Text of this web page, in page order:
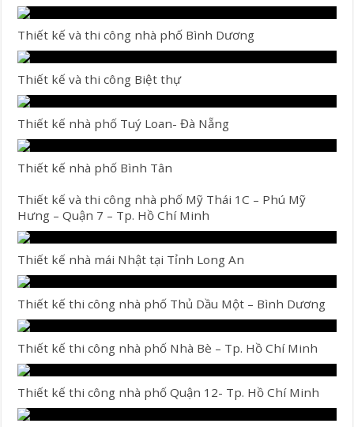
Thiết kế và thi công nhà phố Bình Dương
Thiết kế và thi công Biệt thự
Thiết kế nhà phố Tuý Loan- Đà Nẵng
Thiết kế nhà phố Bình Tân
Thiết kế và thi công nhà phố Mỹ Thái 1C – Phú Mỹ
Hưng – Quận 7 – Tp. Hồ Chí Minh
Thiết kế nhà mái Nhật tại Tỉnh Long An
Thiết kế thi công nhà phố Thủ Dầu Một – Bình Dương
Thiết kế thi công nhà phố Nhà Bè – Tp. Hồ Chí Minh
Thiết kế thi công nhà phố Quận 12- Tp. Hồ Chí Minh